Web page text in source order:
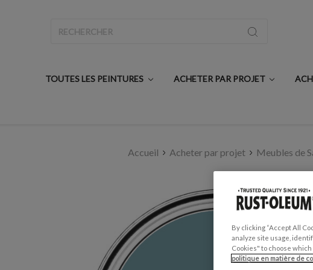
TOUTES LES PEINTURES ACHETER PAR PROJET
Accueil Acheter par projet Meubles de
By clicking “Accept All
analyze site usage,
Cookies" to choose which
politique en matière de